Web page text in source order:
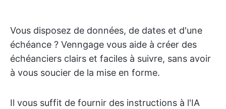
Vous disposez de données, de dates et d'une
échéance ? Venngage vous aide à créer des
échéanciers clairs et faciles à suivre, sans avoir
à vous soucier de la mise en forme.
Il vous suffit de fournir des instructions à l'IA